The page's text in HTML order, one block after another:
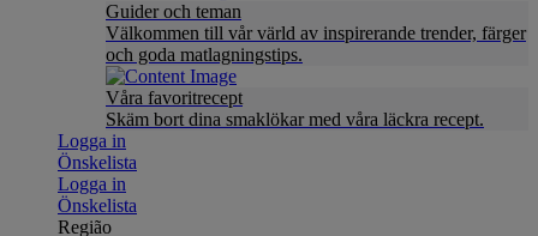
Guider och teman
Välkommen till vår värld av inspirerande trender, färger
och goda matlagningstips.
Våra favoritrecept
Skäm bort dina smaklökar med våra läckra recept.
Logga in
Önskelista
Logga in
Önskelista
Região